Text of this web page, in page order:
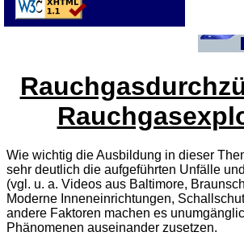
Wie wichtig die Ausbildung in dieser
sehr deutlich die aufgeführten Unfälle
(vgl. u. a. Videos aus Baltimore,
Moderne Inneneinrichtungen,
andere Faktoren machen es
Phänomenen auseinander zusetzen.